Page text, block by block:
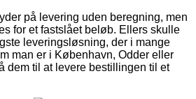
på levering uden beregning, men
for et fastslået beløb. Ellers skulle
leveringsløsning, der i mange
man er i København, Odder eller
dem til at levere bestillingen til et